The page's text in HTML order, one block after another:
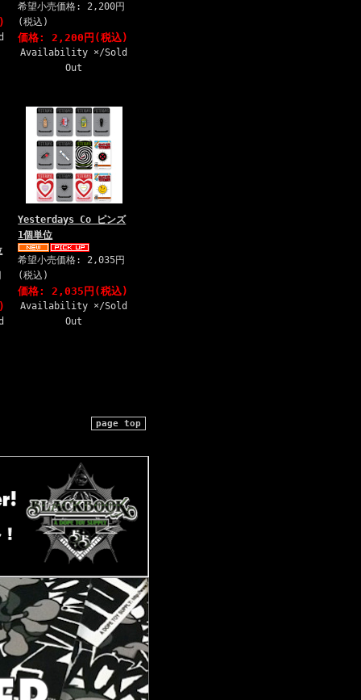
希望小売価格: 2,200円
(税込)
価格: 2,200円(税込)
Availability ×/Sold
Out
Yesterdays Co ピンズ
1個単位
希望小売価格: 2,035円
(税込)
価格: 2,035円(税込)
Availability ×/Sold
Out
page top